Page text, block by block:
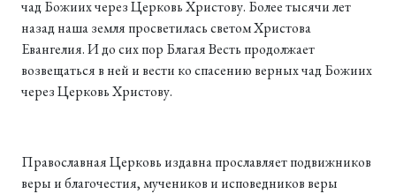
чад Божиих через Церковь Христову. Более тысячи лет
назад наша земля просветилась светом Христова
Евангелия. И до сих пор Благая Весть продолжает
возвещаться в ней и вести ко спасению верных чад Божиих
через Церковь Христову.
Православная Церковь издавна прославляет подвижников
веры и благочестия, мучеников и исповедников веры